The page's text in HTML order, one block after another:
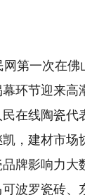
第一次在佛
环节迎来高
在线陶瓷代
，建材市场
牌影响力大
波罗瓷砖、